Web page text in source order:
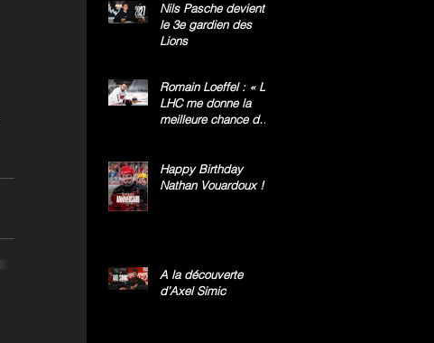
Nils Pasche devient
le 3e gardien des
Lions
Romain Loeffel : « Le
LHC me donne la
meilleure chance de
Happy Birthday
Nathan Vouardoux !
A la découverte
d’Axel Simic